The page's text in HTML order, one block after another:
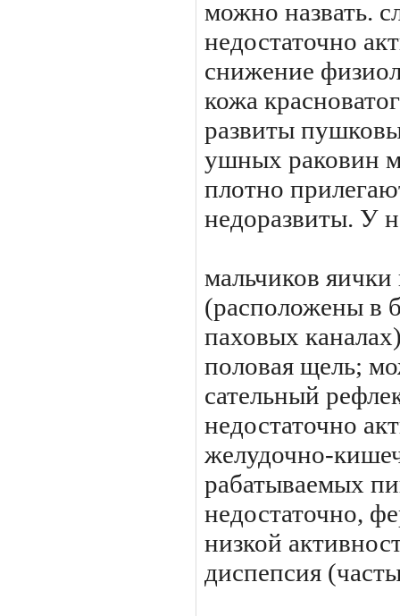
можно назвать.
недостаточно
сниже­ние
кожа
развиты
ушных раковин
плотно
недоразвиты. У
мальчиков
(расположе­ны в
паховых
половая щель;
сательный
недостаточ­но
желудочно-
рабатываемых
недостаточно,
низкой
диспепсия